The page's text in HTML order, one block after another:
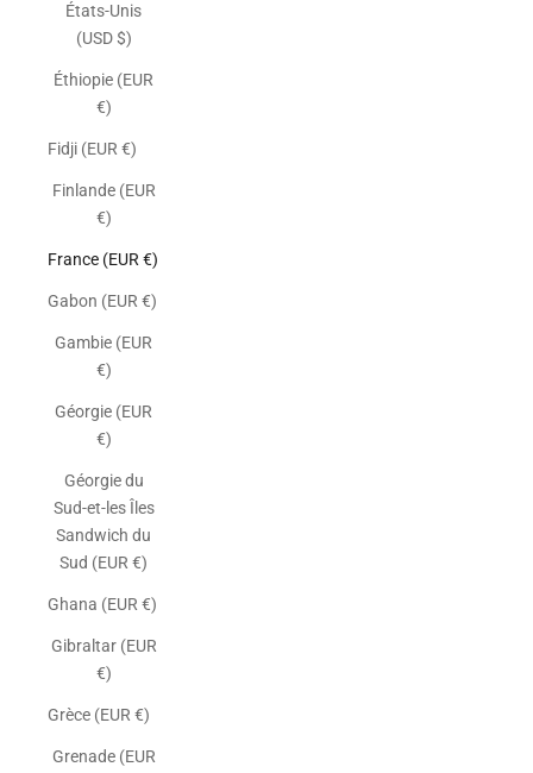
États-Unis
(USD $)
Éthiopie (EUR
€)
Fidji (EUR €)
Finlande (EUR
€)
France (EUR €)
Gabon (EUR €)
Gambie (EUR
€)
Géorgie (EUR
€)
Géorgie du
Sud-et-les Îles
Sandwich du
Sud (EUR €)
Ghana (EUR €)
Gibraltar (EUR
€)
Grèce (EUR €)
Grenade (EUR